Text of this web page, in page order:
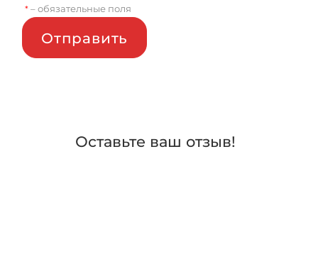
Отправить
* – обязательные поля
Оставьте ваш отзыв!